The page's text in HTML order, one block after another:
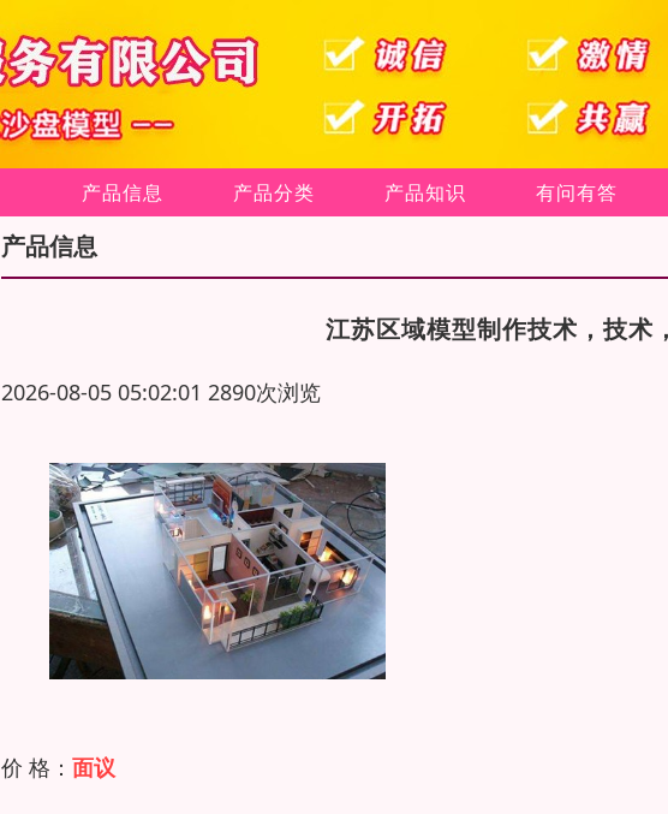
产品信息 产品分类 产品知识 有问有答
产品信息
江苏区域模型制作技术，技术
2026-08-05 05:02:01 2890次浏览
价 格： 面议